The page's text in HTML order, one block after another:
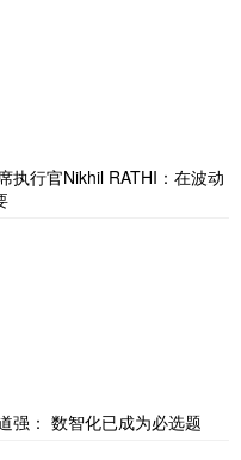
执行官Nikhil RATHI：在波动
强： 数智化已成为必选题